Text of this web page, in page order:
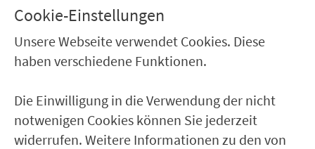
Franken sowie ein neuer Städtetipp in Roth.
Cookie-Einstellungen
Unsere Webseite verwendet Cookies. Diese
haben verschiedene Funktionen.
Die Einwilligung in die Verwendung der nicht
notwenigen Cookies können Sie jederzeit
widerrufen. Weitere Informationen zu den von